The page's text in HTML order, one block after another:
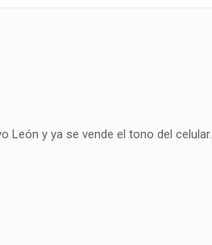
León y ya se vende el tono del celular.